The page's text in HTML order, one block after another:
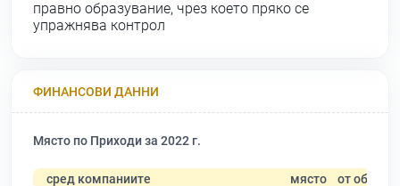
правно образувание, чрез което пряко се
упражнява контрол
ФИНАНСОВИ ДАННИ
Място по Приходи за 2022 г.
сред компаниите място от общо